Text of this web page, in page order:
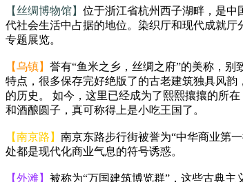
【丝绸博物馆】 位于浙江省杭州西子湖畔，是中
代社会生活中占据的地位。染织厅和现代成就
专题展览。
【乌镇】 誉有“鱼米之乡，丝绸之府”的美称，
特点，很多保存完好绝版了的古老建筑独具风
的历史。 如今，这里已经成为了熙熙攘攘的所
和酒酿圆子，真可称得上是小吃王国了。
【南京路】 南京东路步行街被誉为“中华商业第
处都是现代化商业气息的符号诱惑。
【外滩】 被称为“万国建筑博览群”，这些古典